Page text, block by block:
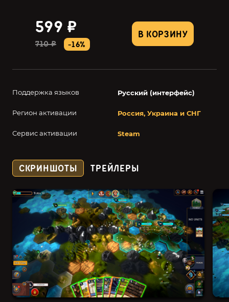
В КОРЗИНУ
599 ₽
710 ₽ -16%
Поддержка языков Русский (интерфейс)
Регион активации Россия, Украина и СНГ
Сервис активации Steam
СКРИНШОТЫ ТРЕЙЛЕРЫ